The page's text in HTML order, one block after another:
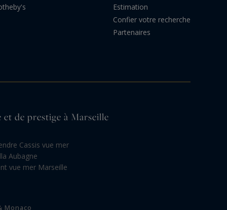
Estimation
Confier votre recherche
Partenaires
de prestige à Marseille
Cassis vue mer
Aubagne
vue mer Marseille
Monaco